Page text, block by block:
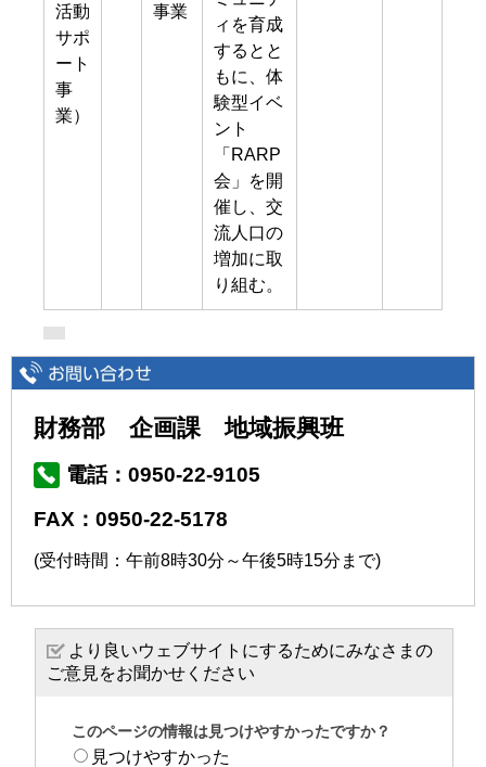
活動
サポ
ート
事
業）
事業
ィを育成
するとと
もに、体
験型イベ
ント
「RARP
会」を開
催し、交
流人口の
増加に取
り組む。
財務部 企画課 地域振興班
電話：0950-22-9105
FAX：0950-22-5178
(受付時間：午前8時30分～午後5時15分まで)
より良いウェブサイトにするためにみなさまの
ご意見をお聞かせください
このページの情報は見つけやすかったですか？
見つけやすかった